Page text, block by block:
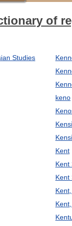
of
Studies
keno
Kent
Kent
Kent